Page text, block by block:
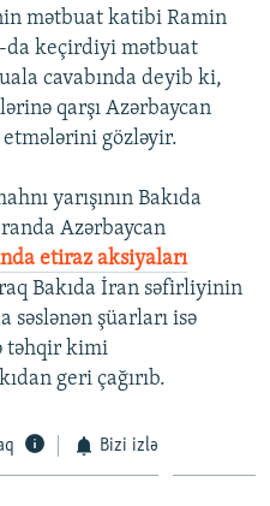
mətbuat katibi Ramin
da keçirdiyi mətbuat
cavabında deyib ki,
qarşı Azərbaycan
gözləyir.
yarışının Bakıda
Azərbaycan
etiraz aksiyaları
Bakıda İran səfirliyinin
səslənən şüarları isə
təhqir kimi
geri çağırıb.
Bizi izlə